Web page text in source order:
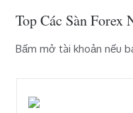
Top Các Sàn Forex
Bấm mở tài khoản nếu